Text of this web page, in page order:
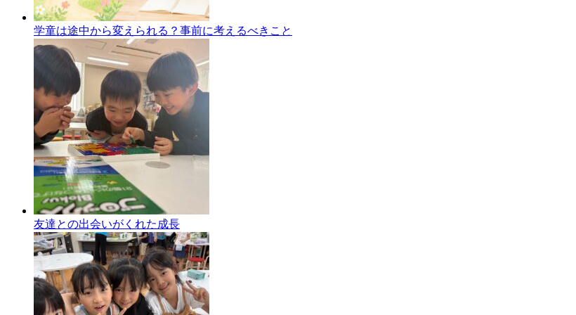
学童は途中から変えられる？事前に考えるべきこと
友達との出会いがくれた成長